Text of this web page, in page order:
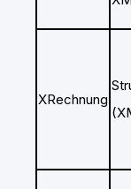
XRechnung